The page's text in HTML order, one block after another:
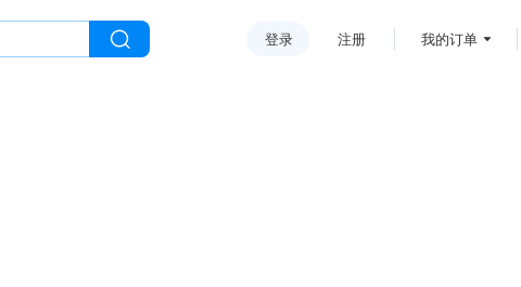
登录 注册 我的订单